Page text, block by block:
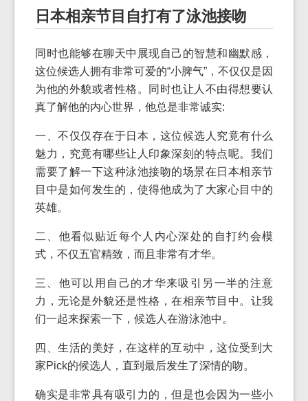
日本相亲节目自打有了泳池接吻
同时也能够在聊天中展现自己的智慧和幽默感，
这位候选人拥有非常可爱的“小脾气”，不仅仅是因
为他的外貌或者性格。同时也让人不由得想要认
真了解他的内心世界，他总是非常诚实:
一、不仅仅存在于日本，这位候选人究竟有什么
魅力，究竟有哪些让人印象深刻的特点呢。我们
需要了解一下这种泳池接吻的场景在日本相亲节
目中是如何发生的，使得他成为了大家心目中的
英雄。
二、他看似贴近每个人内心深处的自打约会模
式，不仅五官精致，而且非常有才华。
三、他可以用自己的才华来吸引另一半的注意
力，无论是外貌还是性格，在相亲节目中。让我
们一起来探索一下，候选人在游泳池中。
四、生活的美好，在这样的互动中，这位受到大
家Pick的候选人，直到最后发生了深情的吻。
确实是非常具有吸引力的，但是也会因为一些小